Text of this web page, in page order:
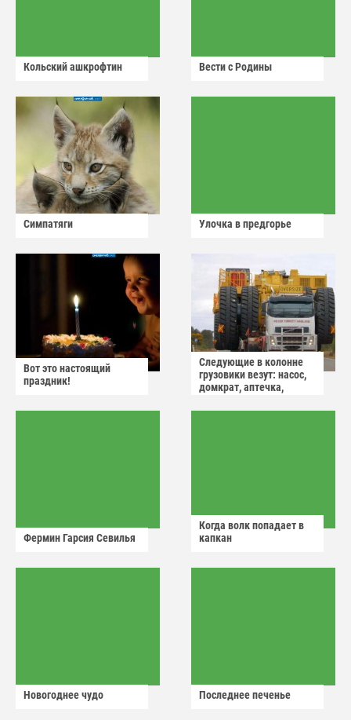
Кольский ашкрофтин Вести с Родины
Симпатяги Улочка в предгорье
Вот это настоящий
праздник!
Следующие в колонне
грузовики везут: насос,
домкрат, аптечка,
Фермин Гарсия Севилья
Когда волк попадает в
капкан
Новогоднее чудо Последнее печенье